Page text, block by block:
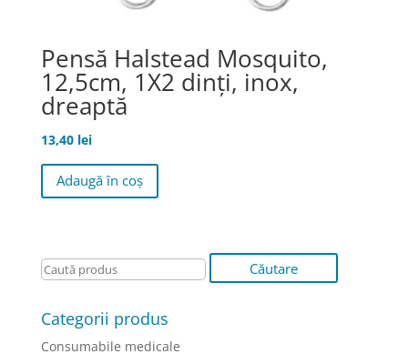
Pensă Halstead Mosquito,
12,5cm, 1X2 dinţi, inox,
dreaptă
13,40 lei
Adaugă în coș
Categorii produs
Consumabile medicale